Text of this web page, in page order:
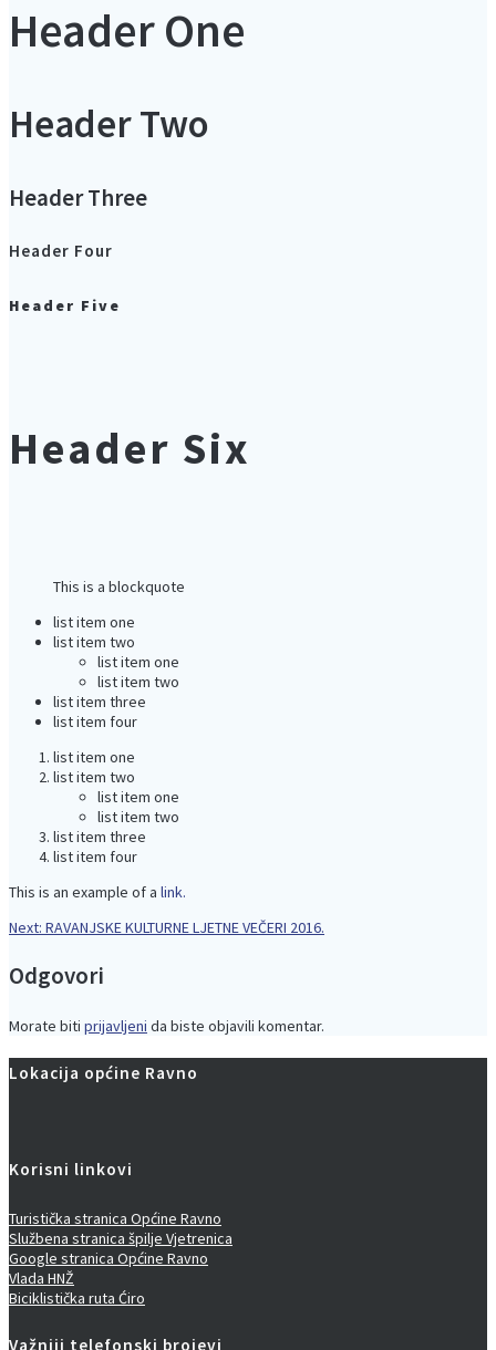
Header One
Header Two
Header Three
Header Four
Header Five
Header Six
This is a blockquote
list item one
list item two
list item one
list item two
list item three
list item four
list item one
list item two
list item one
list item two
list item three
list item four
This is an example of a link.
Navigacija
objava
Next: Next
RAVANJSKE KULTURNE LJETNE VEČERI 2016.
Odgovori
Morate biti prijavljeni da biste objavili komentar.
Lokacija općine Ravno
Korisni linkovi
Turistička stranica Općine Ravno
Službena stranica špilje Vjetrenica
Google stranica Općine Ravno
Vlada HNŽ
Biciklistička ruta Ćiro
Važniji telefonski brojevi